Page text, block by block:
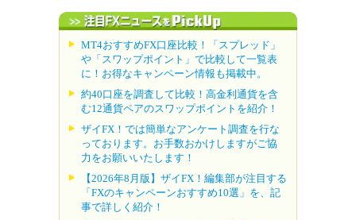
MT4おすすめFX口座比較！「スプレッド」
や「スワップポイント」で比較して一覧表
に！お得なキャンペーン情報も掲載中。
約40口座を調査して比較！高金利通貨を含
む12通貨ペアのスワップポイントを紹介！
ザイFX！では簡単なアンケート調査を行な
っております。お手数おかけしますがご協
力をお願いいたします！
【2026年8月版】ザイFX！編集部が注目する
「FXのキャンペーンおすすめ10選」を、記
事で詳しく紹介！